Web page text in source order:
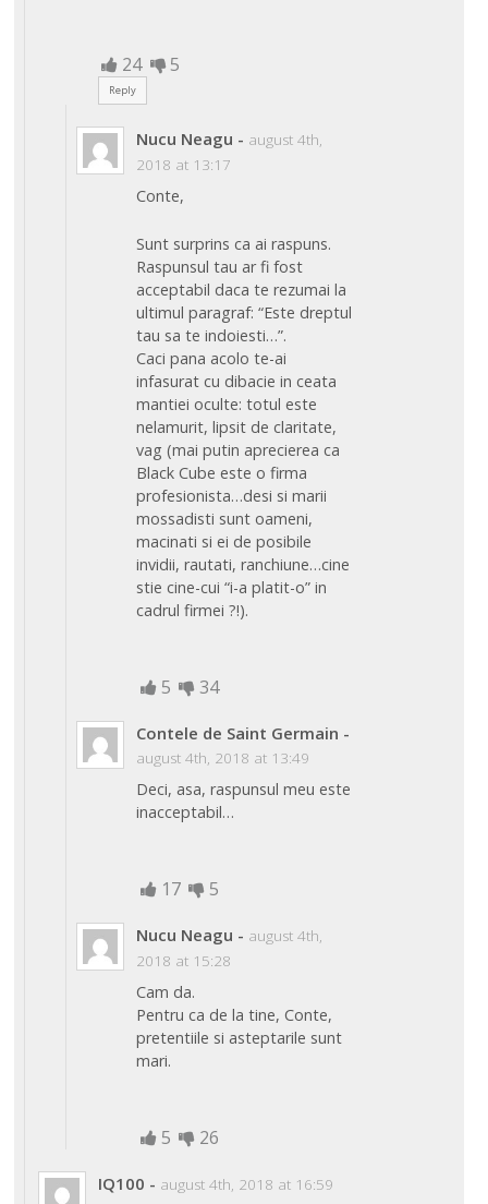
24 5
Reply
Nucu Neagu - august 4th,
2018 at 13:17
Conte,
Sunt surprins ca ai raspuns.
Raspunsul tau ar fi fost
acceptabil daca te rezumai la
ultimul paragraf: “Este dreptul
tau sa te indoiesti…”.
Caci pana acolo te-ai
infasurat cu dibacie in ceata
mantiei oculte: totul este
nelamurit, lipsit de claritate,
vag (mai putin aprecierea ca
Black Cube este o firma
profesionista…desi si marii
mossadisti sunt oameni,
macinati si ei de posibile
invidii, rautati, ranchiune…cine
stie cine-cui “i-a platit-o” in
cadrul firmei ?!).
5 34
Contele de Saint Germain -
august 4th, 2018 at 13:49
Deci, asa, raspunsul meu este
inacceptabil…
17 5
Nucu Neagu - august 4th,
2018 at 15:28
Cam da.
Pentru ca de la tine, Conte,
pretentiile si asteptarile sunt
mari.
5 26
IQ100 - august 4th, 2018 at 16:59